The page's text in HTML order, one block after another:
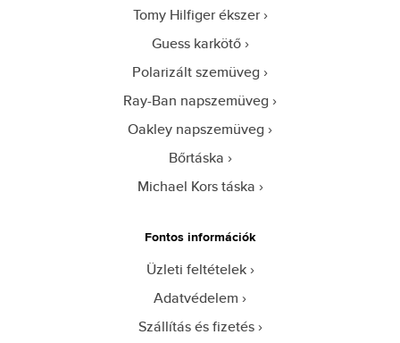
Tomy Hilfiger ékszer
Guess karkötő
Polarizált szemüveg
Ray-Ban napszemüveg
Oakley napszemüveg
Bőrtáska
Michael Kors táska
Fontos információk
Üzleti feltételek
Adatvédelem
Szállítás és fizetés